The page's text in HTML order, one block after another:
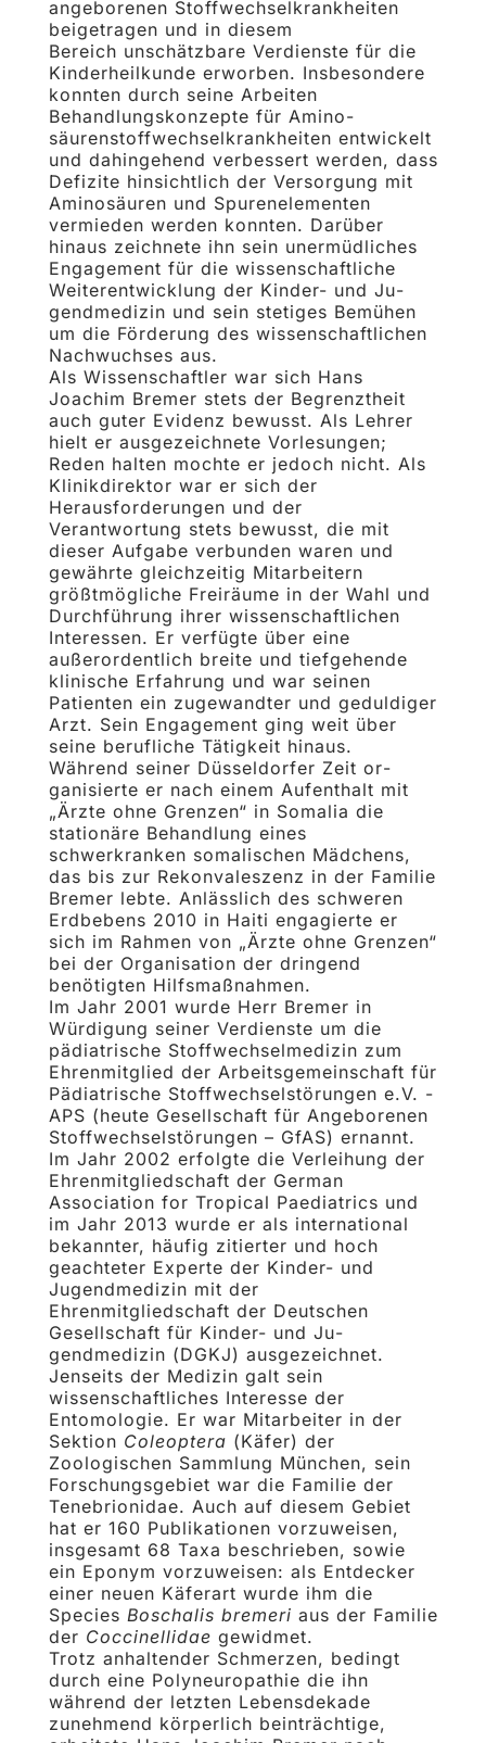
angeborenen Stoffwechselkrankheiten
beigetragen und in diesem
Bereich unschätzbare Verdienste für die
Kinderheilkunde erworben. Insbesondere
konnten durch seine Arbeiten
Behandlungskonzepte für Amino­
säurenstoffwechselkrankheiten entwickelt
und dahingehend verbessert werden, dass
Defizite hinsichtlich der Versorgung mit
Aminosäuren und Spurenelementen
vermieden werden konnten. Darüber
hinaus zeich­nete ihn sein unermüdliches
Engagement für die wissenschaftliche
Weiterentwicklung der Kinder- und Ju­
gendmedizin und sein stetiges Bemühen
um die Förderung des wissenschaftlichen
Nachwuchses aus.
Als Wissenschaftler war sich Hans
Joachim Bremer stets der Begrenztheit
auch guter Evidenz bewusst. Als Lehrer
hielt er ausgezeichnete Vorlesungen;
Reden halten mochte er jedoch nicht. Als
Klinikdirek­tor war er sich der
Herausforderungen und der
Verantwortung stets bewusst, die mit
dieser Aufgabe verbunden waren und
gewährte gleichzeitig Mitarbeitern
größtmögliche Freiräume in der Wahl und
Durchführung ihrer wis­senschaftlichen
Interessen. Er verfügte über eine
außerordentlich breite und tiefgehende
klinische Erfah­rung und war seinen
Patienten ein zugewandter und geduldiger
Arzt. Sein Engagement ging weit über
seine berufliche Tätigkeit hinaus.
Während seiner Düsseldorfer Zeit or­
ganisierte er nach einem Aufenthalt mit
„Ärzte ohne Grenzen“ in Somalia die
stationäre Behandlung eines
schwerkranken somalischen Mädchens,
das bis zur Rekonvaleszenz in der Familie
Bremer lebte. Anlässlich des schweren
Erdbebens 2010 in Haiti engagierte er
sich im Rahmen von „Ärzte ohne Gren­zen“
bei der Organisation der dringend
benötigten Hilfs­maßnahmen.
Im Jahr 2001 wurde Herr Bremer in
Würdigung seiner Verdienste um die
pädiatrische Stoff­wech­selmedizin zum
Ehrenmitglied der Arbeitsgemeinschaft für
Pädiatrische Stoffwechselstörungen e.V. -
APS (heute Gesellschaft für Angeborenen
Stoffwechselstörungen – GfAS) ernannt.
Im Jahr 2002 erfolgte die Ver­leihung der
Ehrenmitgliedschaft der German
Association for Tropical Paediatrics und
im Jahr 2013 wurde er als international
bekannter, häufig zitierter und hoch
geachteter Experte der Kinder- und
Jugendmedizin mit der
Ehrenmitgliedschaft der Deutschen
Gesellschaft für Kinder- und Ju­
gendmedizin (DGKJ) ausgezeichnet.
Jenseits der Medizin galt sein
wissenschaftliches Interesse der
Entomologie. Er war Mitarbeiter in der
Sek­tion Coleoptera (Käfer) der
Zoologischen Sammlung München, sein
Forschungsgebiet war die Fa­milie der
Tenebrionidae. Auch auf diesem Gebiet
hat er 160 Publikationen vorzuweisen,
insgesamt 68 Taxa beschrie­ben, sowie
ein Eponym vorzuweisen: als Entdecker
einer neuen Käferart wurde ihm die
Species Boschalis bremeri aus der Familie
der Coccinellidae gewidmet.
Trotz anhaltender Schmerzen, bedingt
durch eine Polyneuropathie die ihn
während der letzten Le­bensde­kade
zunehmend körperlich beinträchtige,